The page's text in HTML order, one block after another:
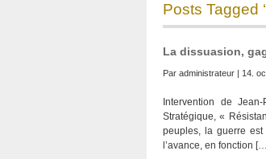
Posts Tagged
La dissuasion,
Par administrateur | 14.
Intervention de
Stratégique, «
peuples, la guerre est
l’avance, en fonction